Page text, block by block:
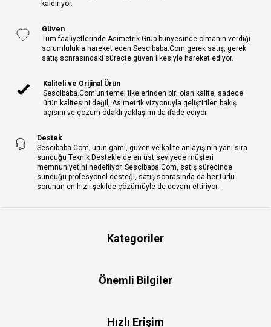
kaldırıyor.
Güven
Tüm faaliyetlerinde Asimetrik Grup bünyesinde olmanın verdiği
sorumlulukla hareket eden Sescibaba.Com gerek satış, gerek
satış sonrasındaki süreçte güven ilkesiyle hareket ediyor.
Kaliteli ve Orijinal Ürün
Sescibaba.Com’un temel ilkelerinden biri olan kalite, sadece
ürün kalitesini değil, Asimetrik vizyonuyla geliştirilen bakış
açısını ve çözüm odaklı yaklaşımı da ifade ediyor.
Destek
Sescibaba.Com; ürün gamı, güven ve kalite anlayışının yanı sıra
sunduğu Teknik Destekle de en üst seviyede müşteri
memnuniyetini hedefliyor. Sescibaba.Com, satış sürecinde
sunduğu profesyonel desteği, satış sonrasında da her türlü
sorunun en hızlı şekilde çözümüyle de devam ettiriyor.
Kategoriler
Önemli Bilgiler
Hızlı Erişim